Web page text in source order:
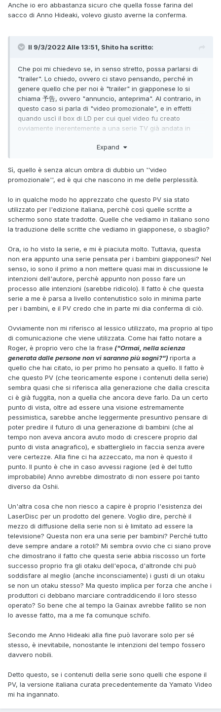
Anche io ero abbastanza sicuro che quella fosse farina del
sacco di Anno Hideaki, volevo giusto averne la conferma.
Il 9/3/2022 Alle 13:51, Shito ha scritto:
Che poi mi chiedevo se, in senso stretto, possa parlarsi di
"trailer". Lo chiedo, ovvero ci stavo pensando, perché in
genere quello che per noi è "trailer" in giapponese lo si
chiama 予告, ovvero "annuncio, anteprima". Al contrario, in
questo caso si parla di "video promozionale", e in effetti
quando uscì il box di LD per cui quel video fu creato
ovviamente inerentemente a una serie TV già andata in
Quel video, oltre al gusto del suo regista, in effetti sembra
concettuale sui suoi contenuti intesi dall'autore.
Expand
Sì, quello è senza alcun ombra di dubbio un ''video
promozionale'', ed è qui che nascono in me delle perplessità.
Io in qualche modo ho apprezzato che questo PV sia stato
utilizzato per l'edizione italiana, perchè così quelle scritte a
schermo sono state tradotte. Quelle che vediamo in italiano sono
la traduzione delle scritte che vediamo in giapponese, o sbaglio?
Ora, io ho visto la serie, e mi è piaciuta molto. Tuttavia, questa
non era appunto una serie pensata per i bambini giapponesi? Nel
senso, io sono il primo a non mettere quasi mai in discussione le
intenzioni dell'autore, perchè appunto non posso fare un
processo alle intenzioni (sarebbe ridicolo). Il fatto è che questa
serie a me è parsa a livello contenutistico solo in minima parte
per i bambini, e il PV credo che in parte mi dia conferma di ciò.
Ovviamente non mi riferisco al lessico utilizzato, ma proprio al tipo
di comunicazione che viene utilizzata. Come hai fatto notare a
Roger, è proprio vero che la frase ("Ormai, nella scienza
generata dalle persone non vi saranno più sogni?") riporta a
quello che hai citato, io per primo ho pensato a quello. Il fatto è
che questo PV (che teoricamente espone i contenuti della serie)
sembra quasi che si riferisca alla generazione che dalla crescita
ci è già fuggita, non a quella che ancora deve farlo. Da un certo
punto di vista, oltre ad essere una visione estremamente
pessimistica, sarebbe anche leggermente presuntivo pensare di
poter predire il futuro di una generazione di bambini (che al
tempo non aveva ancora avuto modo di crescere proprio dal
punto di vista anagrafico), e sbatterglielo in faccia senza avere
vere certezze. Alla fine ci ha azzeccato, ma non è questo il
punto. Il punto è che in caso avvessi ragione (ed è del tutto
improbabile) Anno avrebbe dimostrato di non essere poi tanto
diverso da Oshii.
Un'altra cosa che non riesco a capire è proprio l'esistenza dei
LaserDisc per un prodotto del genere. Voglio dire, perchè il
mezzo di diffusione della serie non si è limitato ad essere la
televisione? Questa non era una serie per bambini? Perché tutto
deve sempre andare a rotoli? Mi sembra ovvio che ci siano prove
che dimostrano il fatto che questa serie abbia riscosso un forte
successo proprio fra gli otaku dell'epoca, d'altronde chi può
soddisfare al meglio (anche inconsciamente) i gusti di un otaku
se non un otaku stesso? Ma questo implica per forza che anche i
produttori ci debbano marciare contraddicendo il loro stesso
operato? So bene che al tempo la Gainax avrebbe fallito se non
lo avesse fatto, ma a me fa comunque schifo.
Secondo me Anno Hideaki alla fine può lavorare solo per sé
stesso, è inevitabile, nonostante le intenzioni del tempo fossero
davvero nobili.
Detto questo, se i contenuti della serie sono quelli che espone il
PV, la versione italiana curata precedentemente da Yamato Video
mi ha ingannato.